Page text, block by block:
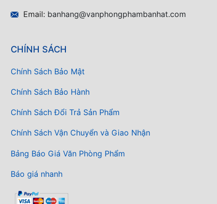
Email: banhang@vanphongphambanhat.com
CHÍNH SÁCH
Chính Sách Bảo Mật
Chính Sách Bảo Hành
Chính Sách Đổi Trả Sản Phẩm
Chính Sách Vận Chuyển và Giao Nhận
Bảng Báo Giá Văn Phòng Phẩm
Báo giá nhanh